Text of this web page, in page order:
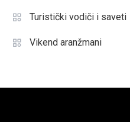
Turistički vodiči i saveti
Vikend aranžmani